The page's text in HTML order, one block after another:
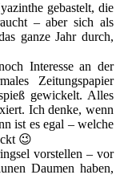
gebastelt, die
– aber sich als
ganze Jahr durch,
Interesse an der
Zeitungspapier
gewickelt. Alles
Ich denke, wenn
ist es egal – welche
😉
vorstellen – vor
Daumen haben,